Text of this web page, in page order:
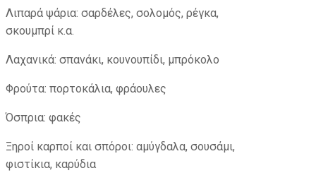
Λιπαρά ψάρια: σαρδέλες, σολομός, ρέγκα,
σκουμπρί κ.α.
Λαχανικά: σπανάκι, κουνουπίδι, μπρόκολο
Φρούτα: πορτοκάλια, φράουλες
Όσπρια: φακές
Ξηροί καρποί και σπόροι: αμύγδαλα, σουσάμι,
φιστίκια, καρύδια